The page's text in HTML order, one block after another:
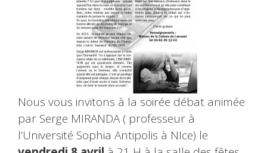
Nous vous invitons à la soirée débat animée
par Serge MIRANDA ( professeur à
l’Université Sophia Antipolis à NIce) le